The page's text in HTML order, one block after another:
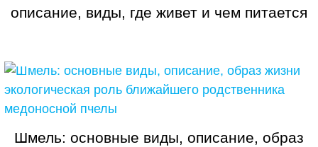
описание, виды, где живет и чем питается
Шмель: основные виды, описание, образ